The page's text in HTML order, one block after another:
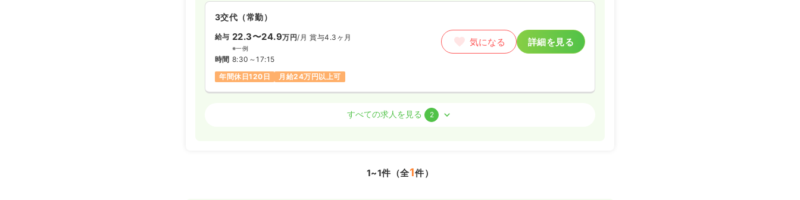
3交代（常勤）
給与 22.3〜24.9万円/月 賞与4.3ヶ月
※一例
時間 8:30～17:15
年間休日120日
月給24万円以上可
気になる 詳細を見る
すべての求人を見る 2
1~1件（全1件）